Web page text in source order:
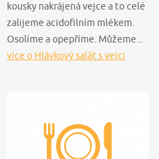
kousky nakrájená vejce a to celé
zalijeme acidofilním mlékem.
Osolíme a opepříme. Můžeme...
více o Hlávkový salát s vejci